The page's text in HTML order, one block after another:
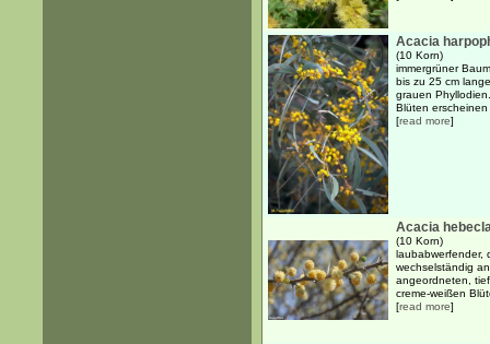
Acacia
(10 Korn)
immergrüner
bis zu 25 cm
grauen
Blüten erscheinen
[read more]
Acacia
(10 Korn)
laubabwerfender,
wechselständig
angeordneten,
creme-weißen
[read more]